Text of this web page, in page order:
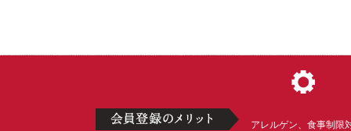
アレルゲン、食事制限